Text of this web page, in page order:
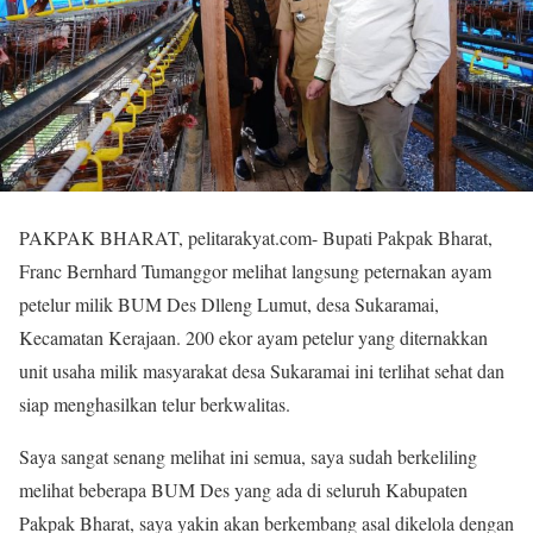
PAKPAK BHARAT, pelitarakyat.com- Bupati Pakpak Bharat,
Franc Bernhard Tumanggor melihat langsung peternakan ayam
petelur milik BUM Des Dlleng Lumut, desa Sukaramai,
Kecamatan Kerajaan. 200 ekor ayam petelur yang diternakkan
unit usaha milik masyarakat desa Sukaramai ini terlihat sehat dan
siap menghasilkan telur berkwalitas.
Saya sangat senang melihat ini semua, saya sudah berkeliling
melihat beberapa BUM Des yang ada di seluruh Kabupaten
Pakpak Bharat, saya yakin akan berkembang asal dikelola dengan